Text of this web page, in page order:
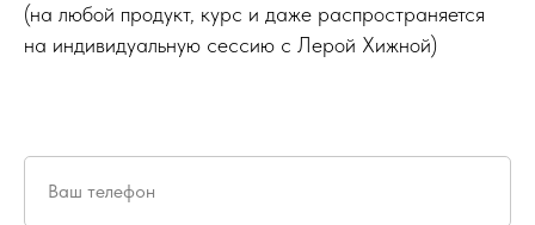
(на любой продукт, курс и даже распространяется
на индивидуальную сессию с Лерой Хижной)
Ваш телефон